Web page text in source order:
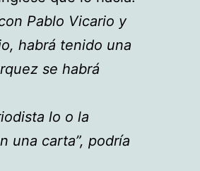
Pablo Vicario y
habrá tenido una
se habrá
lo o la
una carta”, podría